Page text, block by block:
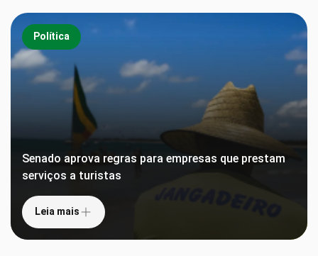
Política
Senado aprova regras para empresas que prestam
serviços a turistas
Leia mais